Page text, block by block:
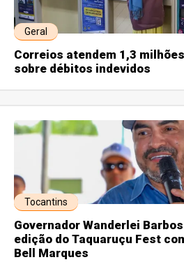
Geral
Correios atendem 1,3
sobre débitos indevidos
Tocantins
Governador Wanderlei
edição do Taquaruçu Fest
Bell Marques